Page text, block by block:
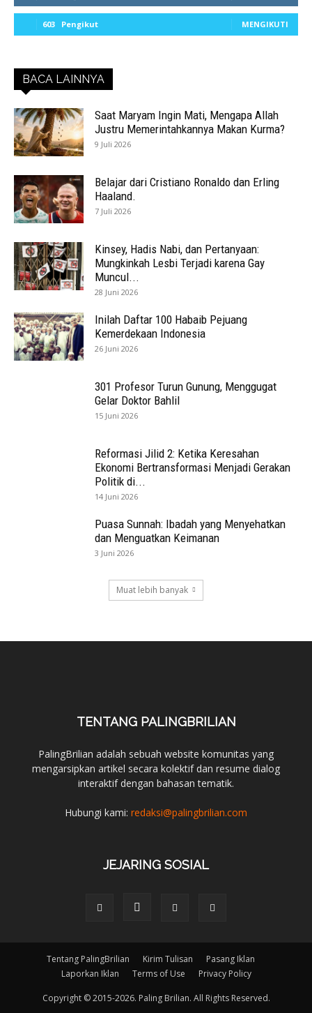
603 Pengikut MENGIKUTI
BACA LAINNYA
Saat Maryam Ingin Mati, Mengapa Allah
Justru Memerintahkannya Makan Kurma?
9 Juli 2026
Belajar dari Cristiano Ronaldo dan Erling
Haaland.
7 Juli 2026
Kinsey, Hadis Nabi, dan Pertanyaan:
Mungkinkah Lesbi Terjadi karena Gay
Muncul...
28 Juni 2026
Inilah Daftar 100 Habaib Pejuang
Kemerdekaan Indonesia
26 Juni 2026
301 Profesor Turun Gunung, Menggugat
Gelar Doktor Bahlil
15 Juni 2026
Reformasi Jilid 2: Ketika Keresahan
Ekonomi Bertransformasi Menjadi Gerakan
Politik di...
14 Juni 2026
Puasa Sunnah: Ibadah yang Menyehatkan
dan Menguatkan Keimanan
3 Juni 2026
Muat lebih banyak
TENTANG PALINGBRILIAN
PalingBrilian adalah sebuah website komunitas yang
mengarsipkan artikel secara kolektif dan resume dialog
interaktif dengan bahasan tematik.
Hubungi kami: redaksi@palingbrilian.com
JEJARING SOSIAL
Tentang PalingBrilian Kirim Tulisan
Pasang Iklan
Laporkan Iklan
Terms of Use Privacy Policy
Copyright © 2015-2026. Paling Brilian. All Rights Reserved.